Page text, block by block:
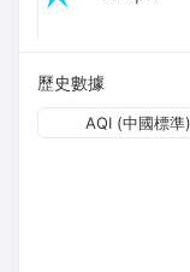
歷史數據
AQI (中國標準)